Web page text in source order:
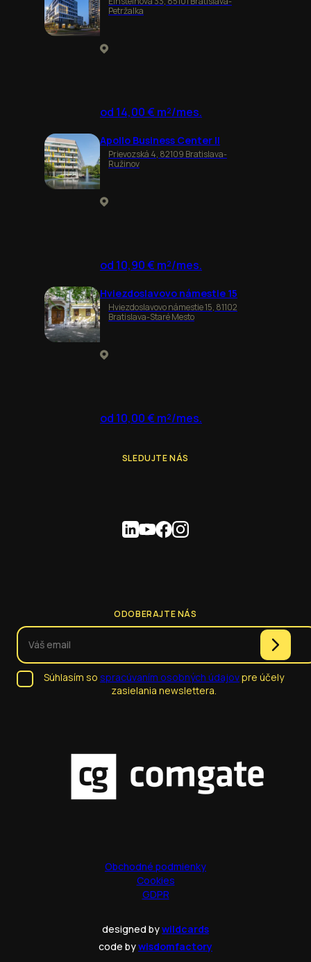
Petržalka
od 14,00 € m²/mes.
Apollo Business Center II
Prievozská 4, 82109 Bratislava-
Ružinov
od 10,90 € m²/mes.
Hviezdoslavovo námestie 15
Hviezdoslavovo námestie 15, 81102
Bratislava-Staré Mesto
od 10,00 € m²/mes.
SLEDUJTE NÁS
ODOBERAJTE NÁS
Súhlasím so spracúvaním osobných údajovpre účely
zasielania newslettera.
Obchodné podmienky
Cookies
GDPR
designed bywildcards
code bywisdomfactory